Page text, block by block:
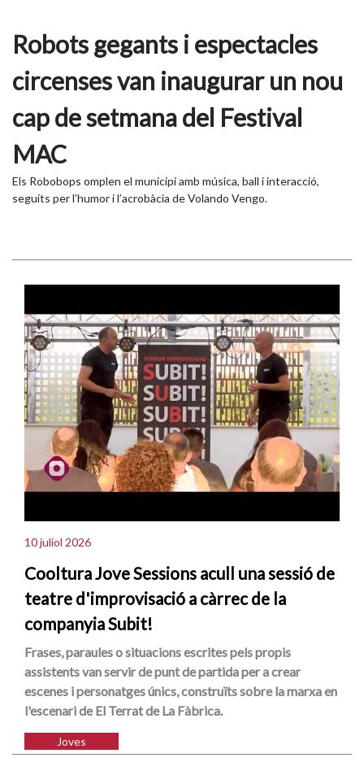
Robots gegants i espectacles
circenses van inaugurar un nou
cap de setmana del Festival
MAC
Els Robobops omplen el municipi amb música, ball i interacció,
seguits per l’humor i l’acrobàcia de Volando Vengo.
10 juliol 2026
Cooltura Jove Sessions acull una sessió de
teatre d'improvisació a càrrec de la
companyia Subit!
Frases, paraules o situacions escrites pels propis
assistents van servir de punt de partida per a crear
escenes i personatges únics, construïts sobre la marxa en
l'escenari de El Terrat de La Fàbrica.
Joves